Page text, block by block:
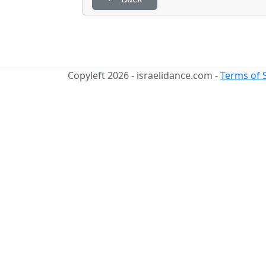
Copyleft 2026 - israelidance.com -Terms of